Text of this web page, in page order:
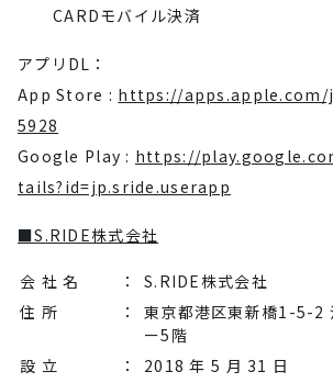
CARDモバイル決済
アプリDL：
App Store : https://apps.apple.com/
5928
Google Play : https://
tails?id=jp.sride.userapp
■S.RIDE株式会社
会 社 名 ：
S.RIDE株式会社
住 所
：
東京都港区東新橋1-5-2
ー5階
設 立
：
2018 年 5 月 31 日